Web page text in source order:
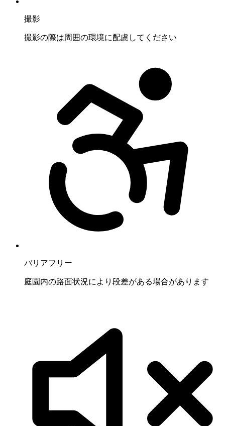
撮影
撮影の際は周囲の環境に配慮してください
バリアフリー
庭園内の路面状況により段差がある場合があります